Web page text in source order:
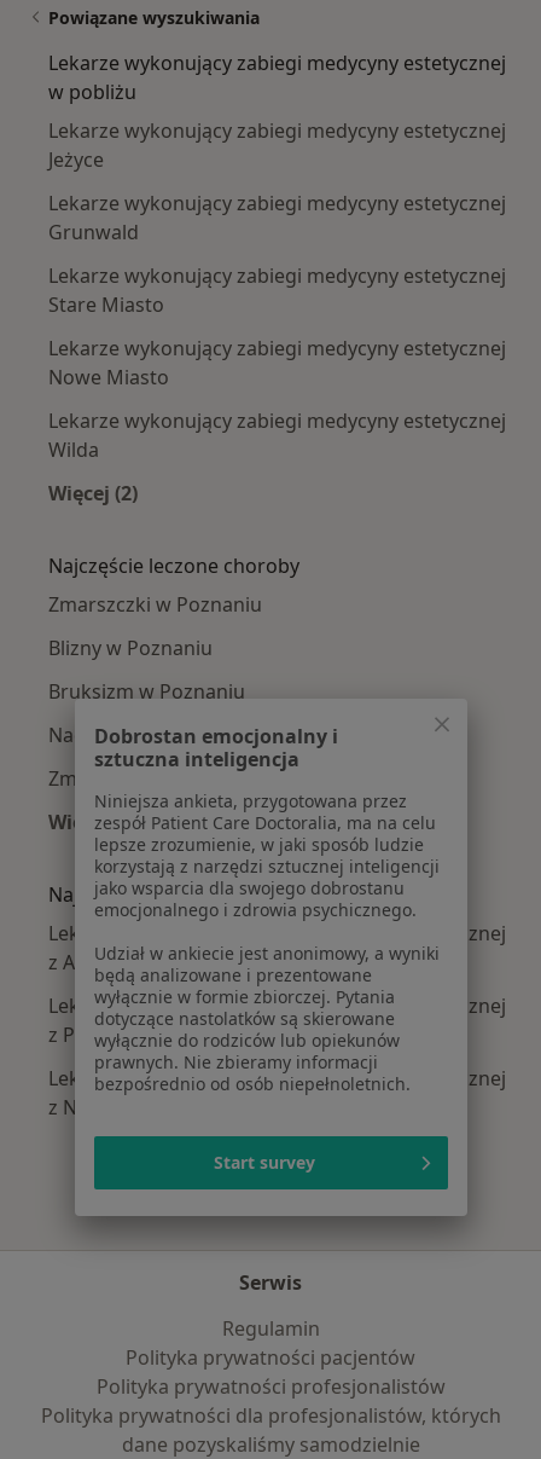
Powiązane wyszukiwania
Lekarze wykonujący zabiegi medycyny estetycznej
w pobliżu
Lekarze wykonujący zabiegi medycyny estetycznej
Jeżyce
Lekarze wykonujący zabiegi medycyny estetycznej
Grunwald
Lekarze wykonujący zabiegi medycyny estetycznej
Stare Miasto
Lekarze wykonujący zabiegi medycyny estetycznej
Nowe Miasto
Lekarze wykonujący zabiegi medycyny estetycznej
Wilda
Więcej (2)
Najczęście leczone choroby
Zmarszczki w Poznaniu
Blizny w Poznaniu
Bruksizm w Poznaniu
Nadpotliwość w Poznaniu
Zmiany skórne w Poznaniu
Więcej (15)
Więcej w kategorii: Najczęście leczone
Najpopularniejsze ubezpieczenia
Lekarze wykonujący zabiegi medycyny estetycznej
z Allianz w Poznaniu
Lekarze wykonujący zabiegi medycyny estetycznej
z PZU Zdrowie w Poznaniu
Lekarze wykonujący zabiegi medycyny estetycznej
z NFZ w Poznaniu
Serwis
Regulamin
Polityka prywatności pacjentów
Polityka prywatności profesjonalistów
Polityka prywatności dla profesjonalistów, których
dane pozyskaliśmy samodzielnie
Dobrostan emocjonalny i
sztuczna inteligencja
Niniejsza ankieta, przygotowana przez
zespół Patient Care Doctoralia, ma na celu
lepsze zrozumienie, w jaki sposób ludzie
korzystają z narzędzi sztucznej inteligencji
jako wsparcia dla swojego dobrostanu
emocjonalnego i zdrowia psychicznego.
Udział w ankiecie jest anonimowy, a wyniki
będą analizowane i prezentowane
wyłącznie w formie zbiorczej. Pytania
dotyczące nastolatków są skierowane
wyłącznie do rodziców lub opiekunów
prawnych. Nie zbieramy informacji
bezpośrednio od osób niepełnoletnich.
Start survey